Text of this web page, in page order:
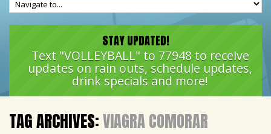
STAY UPDATED!
Text "VOLLEYBALL" to 77948 to receive
updates on rain outs, schedule updates,
drink specials and more!
TAG ARCHIVES:VIAGRA COMORAR